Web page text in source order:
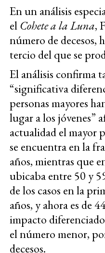
En un análisis
el Cohete a la Luna,
número de decesos,
tercio del que se
El análisis confirma
“significativa
personas mayores
lugar a los jóvenes”
actualidad el mayor
se encuentra en la
años, mientras que
ubicaba entre 50 y
de los casos en la
años, y ahora es de
impacto
el número menor,
decesos.